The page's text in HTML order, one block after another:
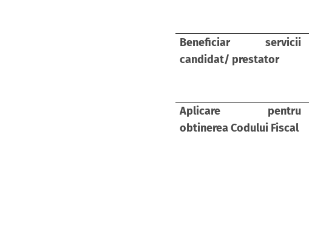
Beneficiar servicii
candidat/ prestator
Aplicare pentru
obtinerea Codului Fiscal